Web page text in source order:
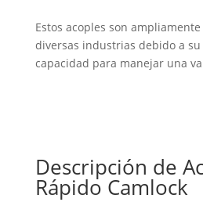
Estos acoples son
diversas industrias debido a
capacidad para manejar una
Descripción de
Rápido Camlock